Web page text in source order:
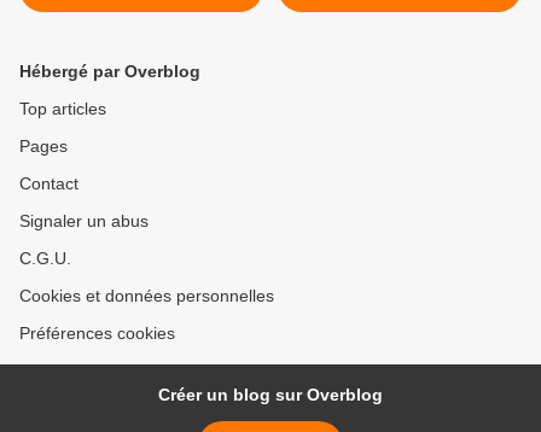
Hébergé par Overblog
Top articles
Pages
Contact
Signaler un abus
C.G.U.
Cookies et données personnelles
Préférences cookies
Créer un blog sur Overblog